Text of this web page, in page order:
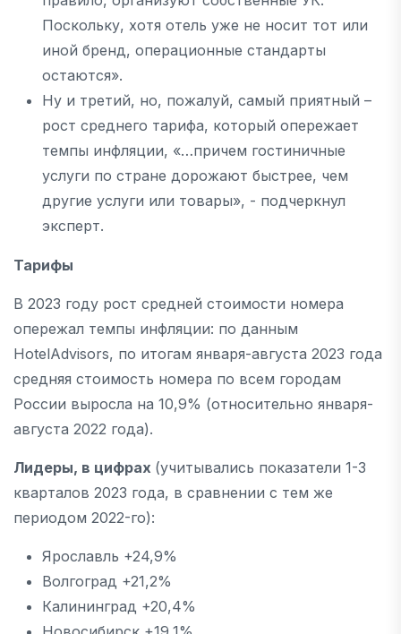
Поскольку, хотя отель уже не носит тот или
иной бренд, операционные стандарты
остаются».
Ну и третий, но, пожалуй, самый приятный –
рост среднего тарифа, который опережает
темпы инфляции, «…причем гостиничные
услуги по стране дорожают быстрее, чем
другие услуги или товары», - подчеркнул
эксперт.
Тарифы
В 2023 году рост средней стоимости номера
опережал темпы инфляции: по данным
HotelAdvisors, по итогам января-августа 2023 года
средняя стоимость номера по всем городам
России выросла на 10,9% (относительно января-
августа 2022 года).
Лидеры, в цифрах (учитывались показатели 1-3
кварталов 2023 года, в сравнении с тем же
периодом 2022-го):
Ярославль +24,9%
Волгоград +21,2%
Калининград +20,4%